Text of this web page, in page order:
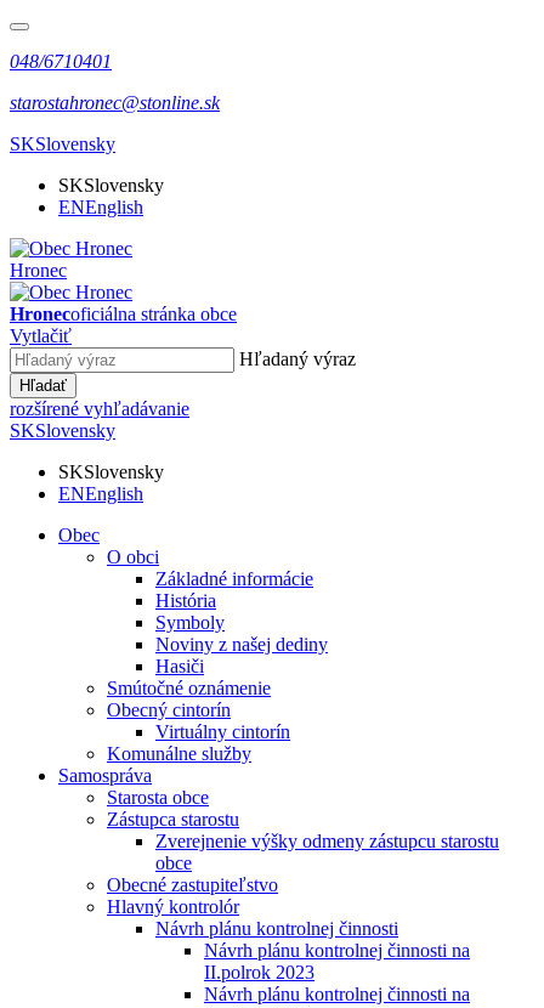
048/6710401
starostahronec@stonline.sk
SKSlovensky
SKSlovensky
ENEnglish
Hronec
Hronecoficiálna stránka obce
Vytlačiť
Hľadaný výraz
Hľadať
rozšírené vyhľadávanie
SKSlovensky
SKSlovensky
ENEnglish
Obec
O obci
Základné informácie
História
Symboly
Noviny z našej dediny
Hasiči
Smútočné oznámenie
Obecný cintorín
Virtuálny cintorín
Komunálne služby
Samospráva
Starosta obce
Zástupca starostu
Zverejnenie výšky odmeny zástupcu starostu
obce
Obecné zastupiteľstvo
Hlavný kontrolór
Návrh plánu kontrolnej činnosti
Návrh plánu kontrolnej činnosti na
II.polrok 2023
Návrh plánu kontrolnej činnosti na